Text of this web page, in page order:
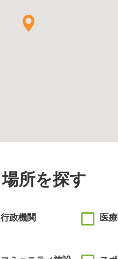
場所を探す
行政機関 医